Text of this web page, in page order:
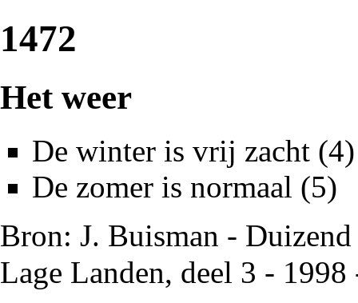
1472
Het weer
De winter is vrij zacht (4)
De zomer is normaal (5)
Bron: J. Buisman -
Lage Landen, deel 3 -